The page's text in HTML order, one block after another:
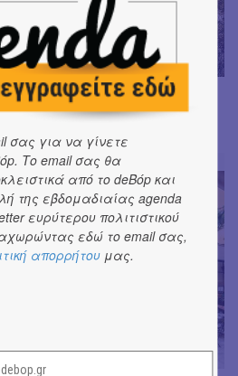
βάζει θεμέλια στον
σας για να γίνετε
Το email σας θα
από το deBόp και
της εβδομαδιαίας agenda
ευρύτερου πολιτιστικού
εδώ το email σας,
απορρήτου μας.